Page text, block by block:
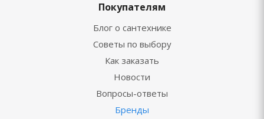
Покупателям
Блог о сантехнике
Советы по выбору
Как заказать
Новости
Вопросы-ответы
Бренды